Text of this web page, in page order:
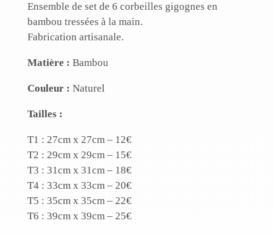
Ensemble de set de 6 corbeilles gigognes en
bambou tressées à la main.
Fabrication artisanale.
Matière : Bambou
Couleur : Naturel
Tailles :
T1 : 27cm x 27cm – 12€
T2 : 29cm x 29cm – 15€
T3 : 31cm x 31cm – 18€
T4 : 33cm x 33cm – 20€
T5 : 35cm x 35cm – 22€
T6 : 39cm x 39cm – 25€